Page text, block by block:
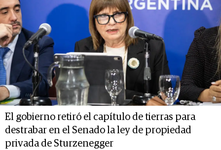
El gobierno retiró el capítulo de tierras para
destrabar en el Senado la ley de propiedad
privada de Sturzenegger